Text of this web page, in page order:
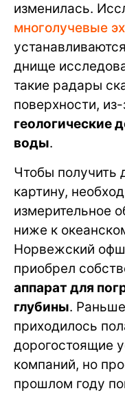
изменилась.
многолучевые
днище
такие радары
поверхности, из-
геологические
воды.
Чтобы получить
картину,
измерительное
ниже к
Норвежский
приобрел
аппарат для
глубины.
приходилось
дорогостоящие
компаний, но
прошлом году